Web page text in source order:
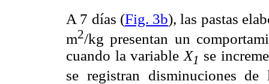
A 7 días (Fig. 3b), las pastas
m2/kg presentan un
cuando la variable X1 se
se registran disminuciones